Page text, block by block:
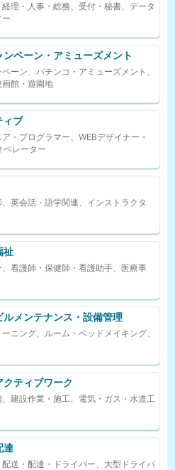
理・人事・総務、受付・秘書、データ
ー
ンペーン・アミューズメント
ーン、パチンコ・アミューズメント、
館・遊園地
ィブ
・プログラマー、WEBデザイナー・
ペレーター
英会話・語学関連、インストラクタ
祉
看護師・保健師・看護助手、医療事
ルメンテナンス・設備管理
ニング、ルーム・ベッドメイキング、
ティブワーク
建設作業・施工、電気・ガス・水道工
達
送・配達・ドライバー、大型ドライバ